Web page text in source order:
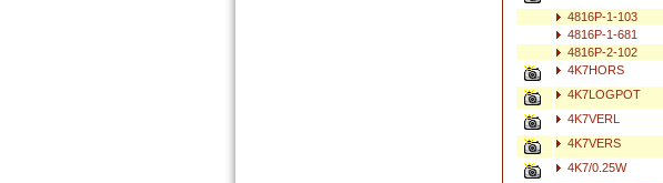
4816P-1-103
4816P-1-681
4816P-2-102
4K7HORS
4K7LOGPOT
4K7VERL
4K7VERS
4K7/0.25W